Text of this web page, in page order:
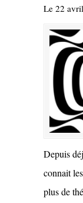
Le 22
Depuis
connait
plus de